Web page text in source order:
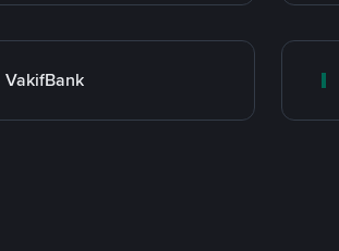
VakifBank